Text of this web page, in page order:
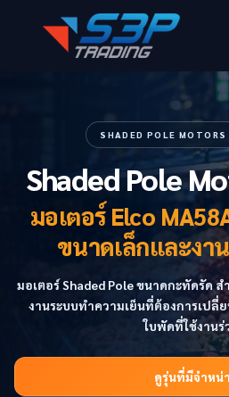
SHADED POLE
Shaded Pole
มอเตอร์ Elco
ขนาดเล็กและงา
มอเตอร์ Shaded Pole ขนาดกะทัดรัด
งานระบบทำความเย็นที่ต้องการเป
ใบพัดที่ใช้งานร่
ดูรุ่นที่มีจำหน่